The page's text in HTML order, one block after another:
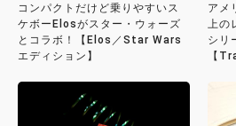
コンパクトだけど乗りやすいス
ケボーElosがスター・ウォーズ
とコラボ！【Elos／Star Wars
エディション】
アメ
上
シリ
【